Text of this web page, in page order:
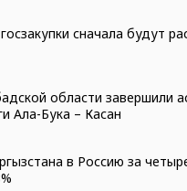
сначала будут
области завершили
Ала-Бука – Касан
в Россию за